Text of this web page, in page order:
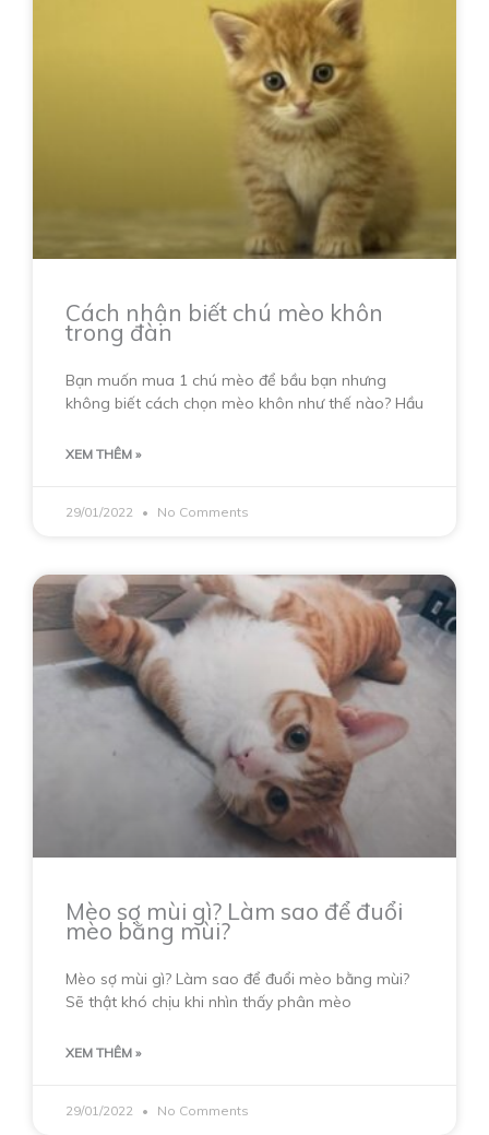
Cách nhận biết chú mèo khôn
trong đàn
Bạn muốn mua 1 chú mèo để bầu bạn nhưng
không biết cách chọn mèo khôn như thế nào? Hầu
XEM THÊM »
29/01/2022 No Comments
Mèo sợ mùi gì? Làm sao để đuổi
mèo bằng mùi?
Mèo sợ mùi gì? Làm sao để đuổi mèo bằng mùi?
Sẽ thật khó chịu khi nhìn thấy phân mèo
XEM THÊM »
29/01/2022 No Comments